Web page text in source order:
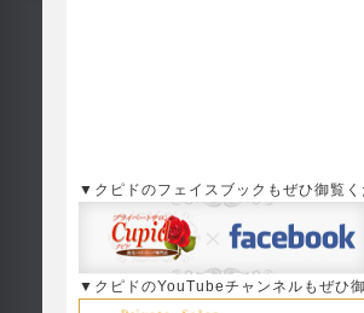
▼クピドのフェイスブックもぜひ御覧
▼クピドのYouTubeチャンネルもぜひ